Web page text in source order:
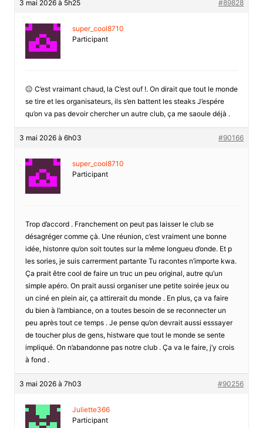
3 mai 2026 à 5h25 #89828
super_cool8710
Participant
😐 C’est vraimant chaud, la C’est ouf !. On dirait que tout le monde
se tire et les organisateurs, ils s’en battent les steaks J’espére
qu’on va pas devoir chercher un autre club, ça me saoule déjà .
3 mai 2026 à 6h03 #90166
super_cool8710
Participant
Trop d’accord . Franchement on peut pas laisser le club se
désagréger comme çà. Une réunion, c’est vraiment une bonne
idée, histonre qu’on soit toutes sur la même longueu d’onde. Et p
les sories, je suis carrerment partante Tu racontes n’importe kwa.
Ça prait être cool de faire un truc un peu original, autre qu’un
simple apéro. On prait aussi organiser une petite soirée jeux ou
un ciné en plein air, ça attirerait du monde . En plus, ça va faire
du bien à l’ambiance, on a toutes besoin de se reconnecter un
peu après tout ce temps . Je pense qu’on devrait aussi esssayer
de toucher plus de gens, histware que tout le monde se sente
impliqué. On n’abandonne pas notre club . Ça va le faire, j’y crois
à fond .
3 mai 2026 à 7h03 #90256
Juliette366
Participant